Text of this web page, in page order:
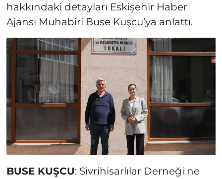
hakkındaki detayları Eskişehir Haber
Ajansı Muhabiri Buse Kuşcu’ya anlattı.
BUSE KUŞCU: Sivrihisarlılar Derneği ne